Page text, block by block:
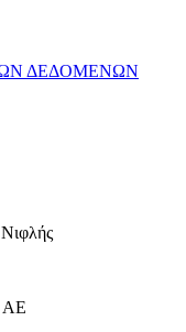
ΔΕΔΟΜΕΝΩΝ